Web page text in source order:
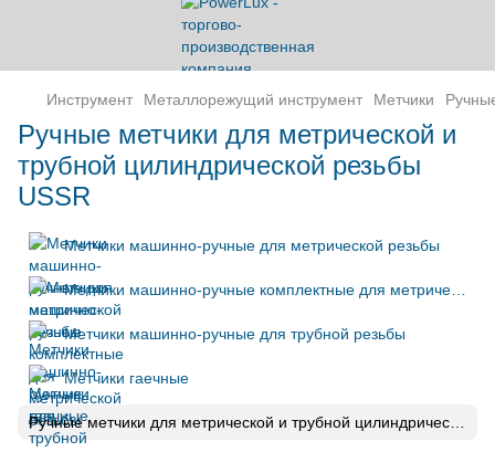
Инструмент Металлорежущий инструмент Метчики
Ручные метчики для метрической и
трубной цилиндрической резьбы
USSR
Метчики машинно-ручные для метрической резьбы
Метчики машинно-ручные для трубной резьбы
Метчики гаечные